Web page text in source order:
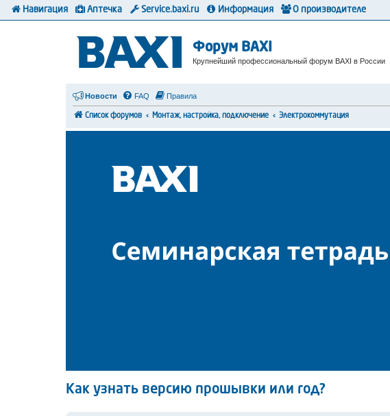
Форум BAXI
Крупнейший профессиональный форум BAXI в России
Новости FAQ Правила
Список форумов Монтаж, настройка, подключение Электрокоммутация
Как узнать версию прошывки или год?
Навигация Аптечка Service.baxi.ru Информация О производителе